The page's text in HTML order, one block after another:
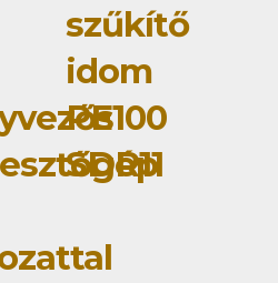
szűkítő
idom
PE100
SDR11